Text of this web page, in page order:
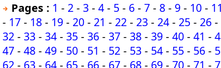
Pages : 1 - 2 - 3 - 4 - 5 - 6 - 7 - 8 - 9 - 10 -
- 17 - 18 - 19 - 20 - 21 - 22 - 23 - 24 - 25 - 26 -
32 - 33 - 34 - 35 - 36 - 37 - 38 - 39 - 40 - 41 -
47 - 48 - 49 - 50 - 51 - 52 - 53 - 54 - 55 - 56 -
62 - 63 - 64 - 65 - 66 - 67 - 68 - 69 - 70 - 71 -